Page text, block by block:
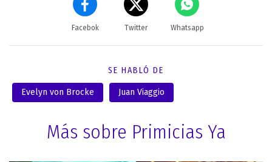
Facebok Twitter Whatsapp
SE HABLÓ DE
Evelyn von Brocke Juan Viaggio
Más sobre Primicias Ya